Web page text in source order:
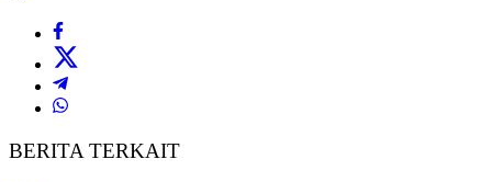
BERITA TERKAIT